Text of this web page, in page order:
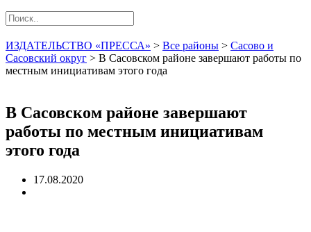
ИЗДАТЕЛЬСТВО «ПРЕССА» > Все районы > Сасово и
Сасовский округ > В Сасовском районе завершают работы по
местным инициативам этого года
В Сасовском районе завершают
работы по местным инициативам
этого года
17.08.2020